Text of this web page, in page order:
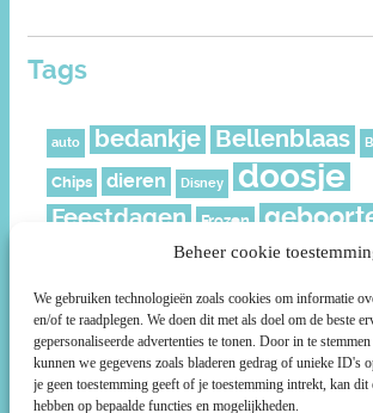
Beheer cookie
We gebruiken technologieën zoals cookies om informatie
en/of te raadplegen. We doen dit met als doel om de beste
gepersonaliseerde advertenties te tonen. Door in te
kunnen we gegevens zoals bladeren gedrag of unieke ID's
je geen toestemming geeft of je toestemming intrekt, kan dit
hebben op bepaalde functies en mogelijkheden.
Tags
auto bedankje Bellenblaas
Chips dieren Disney doosje
Feestdagen Frozen
geschenkverpakking
knijpfruit leeftijd meisje
muisjes Nederland Piraat
Prikkers Prinsessen Ridder roze
ruitjes Schild smiley Social media